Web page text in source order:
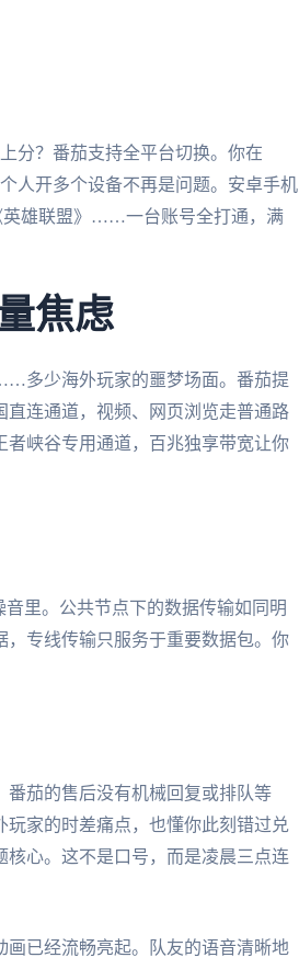
分？番茄支持全平台切换。你在
人开多个设备不再是问题。安卓手机
英雄联盟》……一台账号全打通，满
焦虑
多少海外玩家的噩梦场面。番茄提
连通道，视频、网页浏览走普通路
峡谷专用通道，百兆独享带宽让你
里。公共节点下的数据传输如同明
专线传输只服务于重要数据包。你
茄的售后没有机械回复或排队等
家的时差痛点，也懂你此刻错过兑
心。这不是口号，而是凌晨三点连
已经流畅亮起。队友的语音清晰地